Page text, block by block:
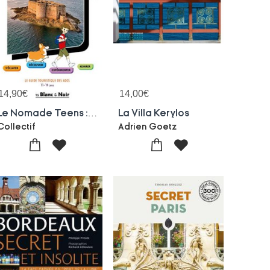
€ 14,00€
La Villa Kerylos
Adrien Goetz